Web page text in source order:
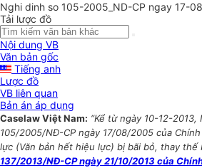
Nghi dinh so 105-2005_ND-CP ngay 17-
Tải lược đồ
Nội dung VB
Văn bản gốc
Tiếng anh
Lược đồ
VB liên quan
Bản án áp dụng
Caselaw Việt Nam: “Kể từ ngày 10-12-
105/2005/NĐ-CP ngày 17/08/2005 của
lực (Văn bản hết hiệu lực) bị bãi bỏ, thay thế
137/2013/NĐ-CP ngày 21/10/2013 của